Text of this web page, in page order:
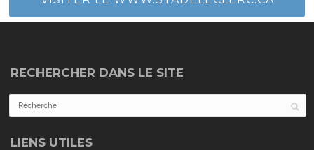
RECHERCHER DANS LE SITE
LIENS UTILES